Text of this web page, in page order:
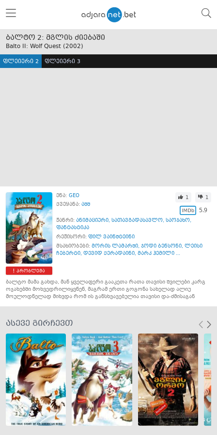
ბალტო 2: მგლის ძიებაში
Balto II: Wolf Quest (2002)
ფლეიერი 2 ფლეიერი 3
პრობლემა
ენა: GEO
ქვეყანა: აშშ
1 1
5.9
ჟანრი: ანიმაციური, სათავგადასავლო, საოჯახო,
ფანტასტიკა
რეჟისორი: ფილ ვაინშტეინი
მსახიობები: მორის ლამარში, ჯოდი ბენსონი, ლეისი
ჩებერტი, დევიდ ქერადაინი, მარკ ჰემილი ...
ბალტო მამა გახდა, მან ყველაფერი გააკეთა რათა თავისი შვილები კარგ
ოჯახებში მოხვედრილიყვნენ, მაგრამ ერთი გოგონა სახელად ალიუ
მოულოდნელად მიხვდა რომ ის განსხვავებულია თავისი და-ძმისაგან
ასევე გირჩევთ